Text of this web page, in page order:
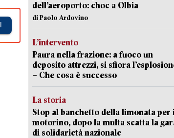
dell’aeroporto: choc a Olbia
di Paolo Ardovino
L’intervento
Paura nella frazione: a fuoco un
deposito attrezzi, si sfiora
– Che cosa è successo
La storia
Stop al banchetto della limonata per
motorino, dopo la multa scatta la
di solidarietà nazionale